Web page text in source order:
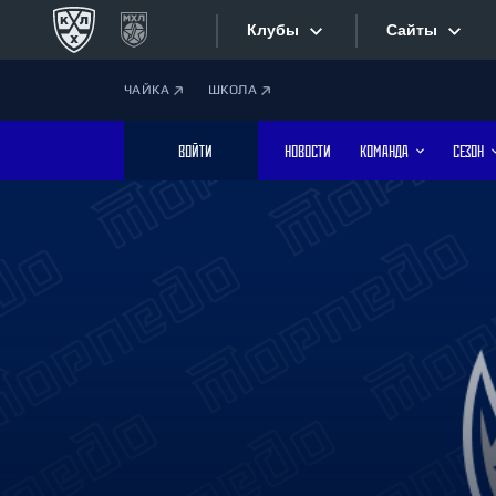
Клубы
Дивизион Боброва
Лада
Сайты
Текстовые
Фотобанк
ЧАЙКА ШКОЛА
ВОЙТИ НОВОСТИ КОМАНДА СЕЗОН